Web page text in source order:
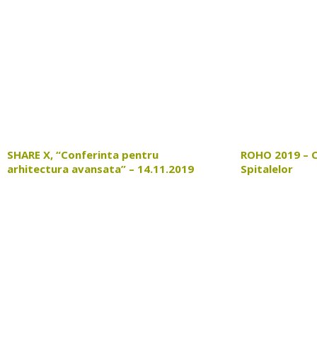
SHARE X, “Conferinta pentru
arhitectura avansata” – 14.11.2019
ROHO 2019 –
Spitalelor